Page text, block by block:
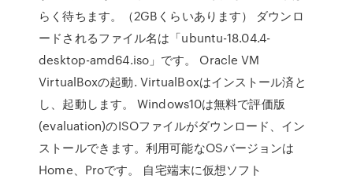
らく待ちます。（2GBくらいあります） ダウンロ
ードされるファイル名は「ubuntu-18.04.4-
desktop-amd64.iso」です。 Oracle VM
VirtualBoxの起動. VirtualBoxはインストール済と
し、起動します。 Windows10は無料で評価版
(evaluation)のISOファイルがダウンロード、イン
ストールできます。利用可能なOSバージョンは
Home、Proです。 自宅端末に仮想ソフト